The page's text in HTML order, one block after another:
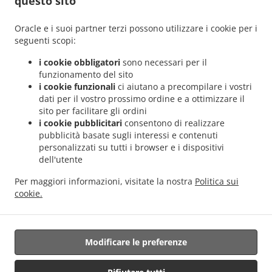
Oracle e i suoi partner terzi possono utilizzare i cookie per i
seguenti scopi:
i cookie obbligatori sono necessari per il
funzionamento del sito
i cookie funzionali ci aiutano a precompilare i vostri
dati per il vostro prossimo ordine e a ottimizzare il
sito per facilitare gli ordini
i cookie pubblicitari consentono di realizzare
pubblicità basate sugli interessi e contenuti
personalizzati su tutti i browser e i dispositivi
dell'utente
Per maggiori informazioni, visitate la nostra Politica sui
cookie.
Modificare le preferenze
Helmdange
.
cibo Lorentzweiler Hunsdorf
Sicilian Consegna del cibo Lorentzweiler Hielem
Sicilian Consegna del cibo Lorentzweiler
. Sicilian Consegna del cibo Helmdange .
Sicilian Consegna del cibo
Kehlen Bridel
Sicilian Consegna del cibo Kehlen Brameschhaff
Sicilian Consegna del
cibo Kehlen . Sicilian Consegna del cibo Contern . Sicilian Consegna del cibo Alzingen
Sicilian Consegna del cibo Findel Hamm . Sicilian Consegna del cibo Findel
Consegna del cibo Roeser Kockelscheuer
.
Sicilian Consegna del cibo Roeser Alzingen . Sicilian Consegna del cibo
Roeser Bivange . Sicilian Consegna del cibo Roeser Fentange
Sandweiler Hamm